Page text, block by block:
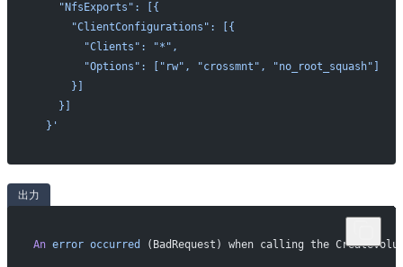
    "NfsExports": [{
      "ClientConfigurations": [{
        "Clients": "*",
        "Options": ["rw", "crossmnt", "no_root_squash"]
      }]
    }]
  }'
出力
An error occurred (BadRequest) when calling the